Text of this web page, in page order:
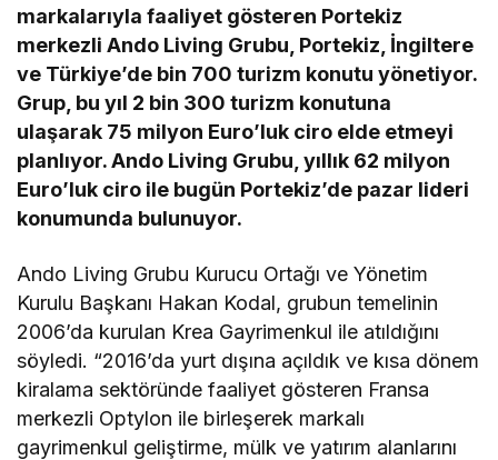
markalarıyla faaliyet gösteren Portekiz
merkezli Ando Living Grubu, Portekiz, İngiltere
ve Türkiye’de bin 700 turizm konutu yönetiyor.
Grup, bu yıl 2 bin 300 turizm konutuna
ulaşarak 75 milyon Euro’luk ciro elde etmeyi
planlıyor. Ando Living Grubu, yıllık 62 milyon
Euro’luk ciro ile bugün Portekiz’de pazar lideri
konumunda bulunuyor.
Ando Living Grubu Kurucu Ortağı ve Yönetim
Kurulu Başkanı Hakan Kodal, grubun temelinin
2006’da kurulan Krea Gayrimenkul ile atıldığını
söyledi. “2016’da yurt dışına açıldık ve kısa dönem
kiralama sektöründe faaliyet gösteren Fransa
merkezli Optylon ile birleşerek markalı
gayrimenkul geliştirme, mülk ve yatırım alanlarını